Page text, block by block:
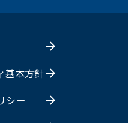
基本方針
シー